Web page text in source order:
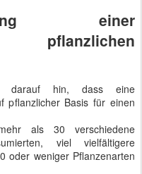
einer
pflanzlichen
darauf hin, dass eine
pflanzlicher Basis für einen
als 30 verschiedene
viel vielfältigere
oder weniger Pflanzenarten